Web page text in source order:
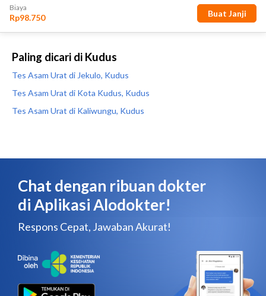
Paling dicari di Kudus
Tes Asam Urat di Jekulo, Kudus
Tes Asam Urat di Kota Kudus, Kudus
Tes Asam Urat di Kaliwungu, Kudus